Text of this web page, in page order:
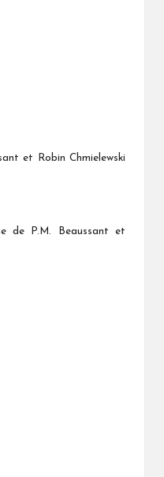
et Robin Chmielewski